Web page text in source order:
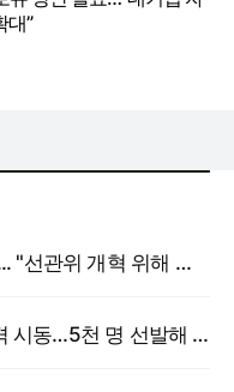
대”
정부, '참정권 침해' 규명 총력... "선관위 개혁 위해 국정조사 등 모든 조치"
6만 명 몰린 '모두의 창업' 본격 시동…5천 명 선발해 밀착 지원